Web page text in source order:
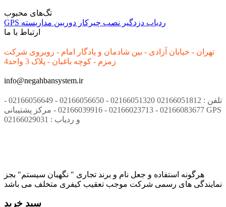
تگ‌های محبوب
GPS
ردیاب دزدگیر نصب چیرکار دوربین مداربسته
ارتباط با ما
تهران - خیابان آزادی - بین شادمان و یادگار امام - روبروی شرکت
زمزم - کوچه باغبان - پلاک 3 واحد4
info@negahbansystem.ir
تلفن : 02166051812 02166051320 - 02166056650 - 02166056649 -
02166083677 - 02166023713 - 02166039916 - مرکز پشتیبانی GPS
و ردیاب : 02166029031
هرگونه استفاده و جعل نام و برند تجاری " نگهبان سیستم" بجز
نمایندگی های رسمی شرکت موجب تعقیب کیفری متخلف می باشد
سبد خرید